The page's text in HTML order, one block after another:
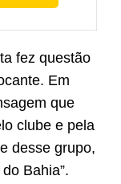
fez questão
Em
que
clube e pela
desse grupo,
Bahia”.